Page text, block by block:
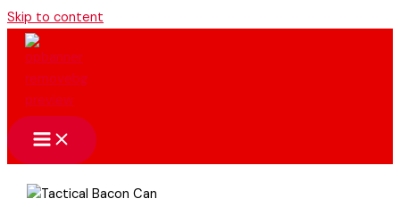
Skip to content